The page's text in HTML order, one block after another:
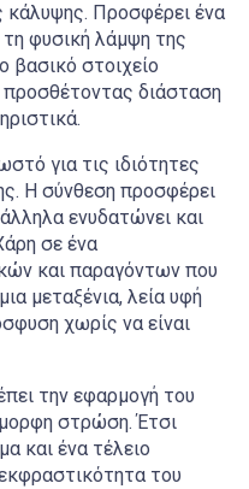
Προσφέρει ένα
τη φυσική λάμψη της
βασικό στοιχείο
προσθέτοντας διάσταση
για τις ιδιότητες
Η σύνθεση προσφέρει
ενυδατώνει και
σε ένα
και παραγόντων που
μεταξένια, λεία υφή
χωρίς να είναι
την εφαρμογή του
στρώση. Έτσι
και ένα τέλειο
του